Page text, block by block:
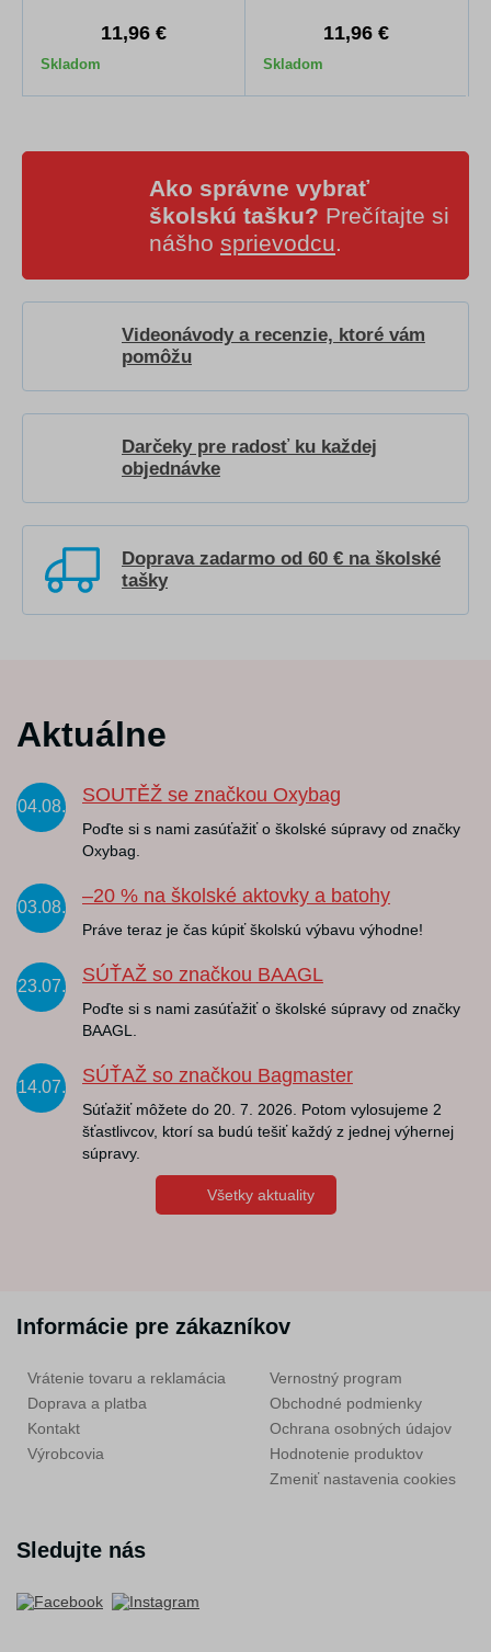
11,96 €
Skladom
11,96 €
Skladom
Ako správne vybrať
školskú tašku? Prečítajte si
nášho sprievodcu.
Videonávody a recenzie, ktoré vám
pomôžu
Darčeky pre radosť ku každej
objednávke
Doprava zadarmo od 60 € na školské
tašky
Aktuálne
04.08.
SOUTĚŽ se značkou Oxybag
Poďte si s nami zasúťažiť o školské súpravy od značky
Oxybag.
03.08.
–20 % na školské aktovky a batohy
Práve teraz je čas kúpiť školskú výbavu výhodne!
23.07.
SÚŤAŽ so značkou BAAGL
Poďte si s nami zasúťažiť o školské súpravy od značky
BAAGL.
14.07.
SÚŤAŽ so značkou Bagmaster
Súťažiť môžete do 20. 7. 2026. Potom vylosujeme 2
šťastlivcov, ktorí sa budú tešiť každý z jednej výhernej
súpravy.
Všetky aktuality
Informácie pre zákazníkov
Vrátenie tovaru a reklamácia
Doprava a platba
Kontakt
Výrobcovia
Vernostný program
Obchodné podmienky
Ochrana osobných údajov
Hodnotenie produktov
Zmeniť nastavenia cookies
Sledujte nás